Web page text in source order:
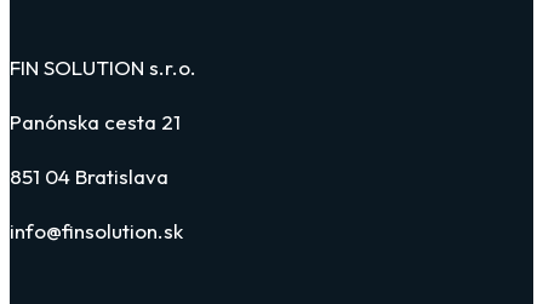
FIN SOLUTION s.r.o.
Panónska cesta 21
851 04 Bratislava
info@finsolution.sk